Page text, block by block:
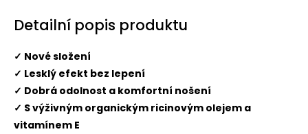
Detailní popis produktu
✓ Nové složení
✓ Lesklý efekt bez lepení
✓ Dobrá odolnost a komfortní nošení
✓ S výživným organickým ricinovým olejem a
vitamínem E